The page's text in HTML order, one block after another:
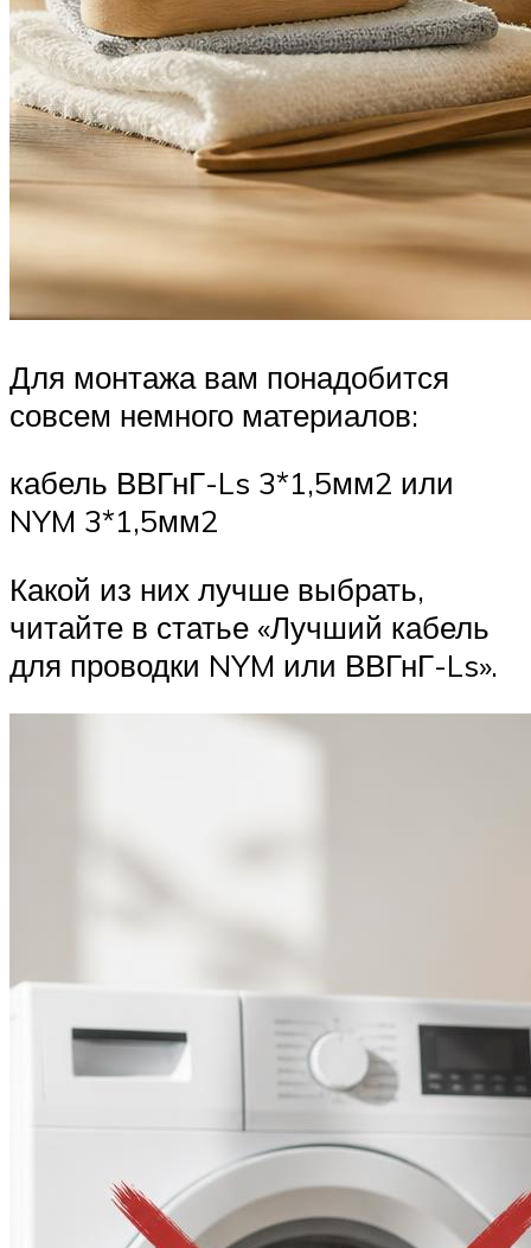
Для монтажа вам понадобится
совсем немного материалов:
кабель ВВГнГ-Ls 3*1,5мм2 или
NYM 3*1,5мм2
Какой из них лучше выбрать,
читайте в статье «Лучший кабель
для проводки NYM или ВВГнГ-Ls».